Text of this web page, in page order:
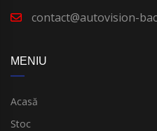
contact@autovision-
MENIU
Acasă
Stoc